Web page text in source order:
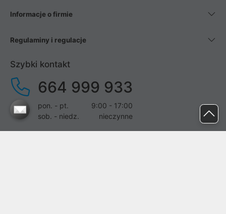
Informacje o firmie
Regulaminy i regulacje
Szybki kontakt
664 999 933
pon. - pt.
9:00 - 17:00
sob. - niedz.
nieczynne